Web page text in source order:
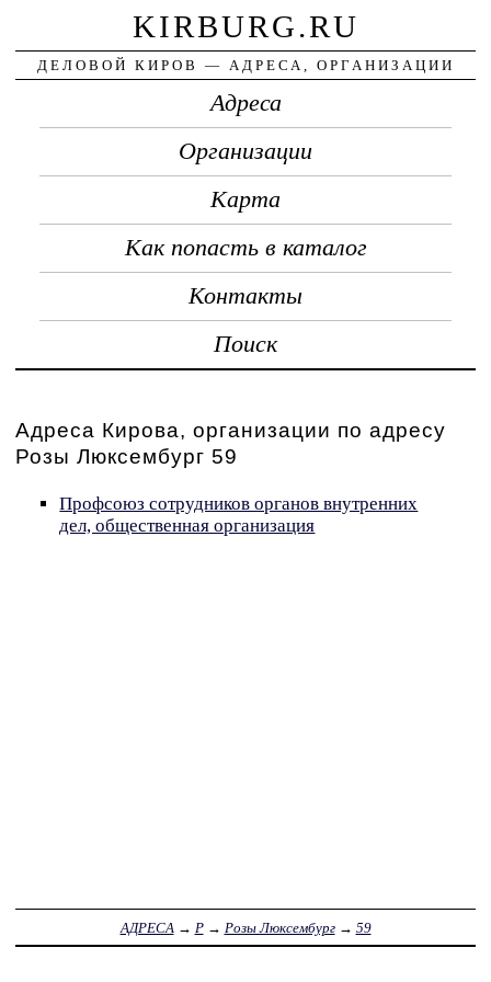
KIRBURG.RU
ДЕЛОВОЙ КИРОВ — АДРЕСА, ОРГАНИЗАЦИИ
Адреса
Организации
Карта
Как попасть в каталог
Контакты
Поиск
Адреса Кирова, организации по адресу
Розы Люксембург 59
Профсоюз сотрудников органов внутренних
дел, общественная организация
АДРЕСА → Р→ Розы Люксембург→ 59